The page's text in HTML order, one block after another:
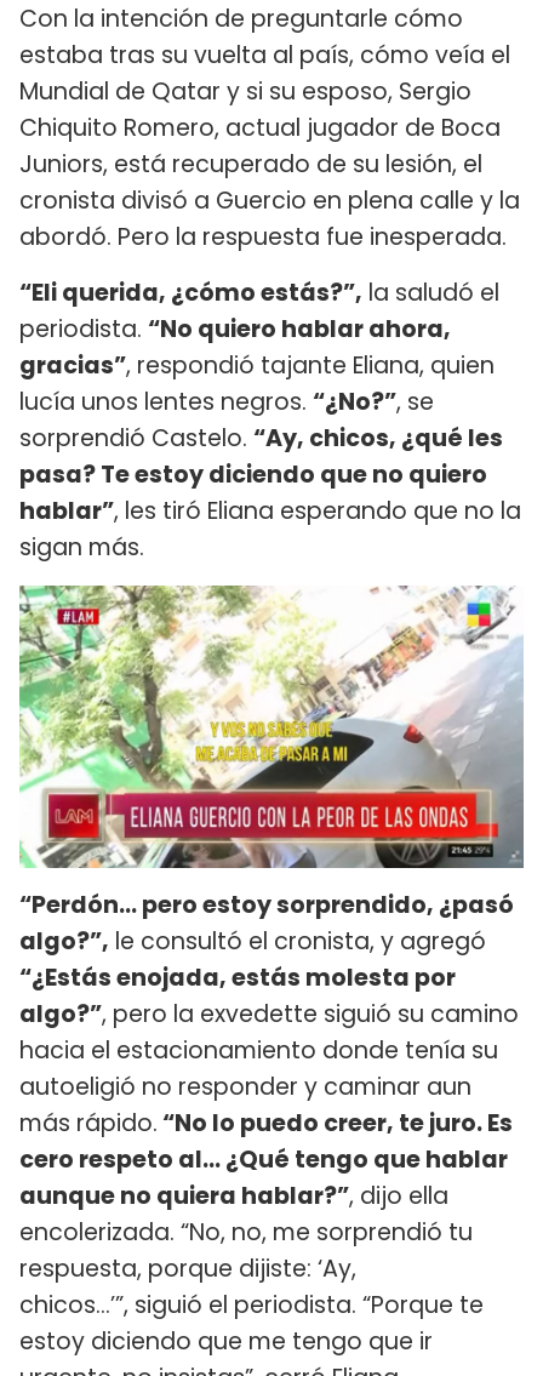
Con la intención de preguntarle cómo
estaba tras su vuelta al país, cómo veía el
Mundial de Qatar y si su esposo, Sergio
Chiquito Romero, actual jugador de Boca
Juniors, está recuperado de su lesión, el
cronista divisó a Guercio en plena calle y la
abordó. Pero la respuesta fue inesperada.
“Eli querida, ¿cómo estás?”, la saludó el
periodista. “No quiero hablar ahora,
gracias”, respondió tajante Eliana, quien
lucía unos lentes negros. “¿No?”, se
sorprendió Castelo. “Ay, chicos, ¿qué les
pasa? Te estoy diciendo que no quiero
hablar”, les tiró Eliana esperando que no la
sigan más.
“Perdón... pero estoy sorprendido, ¿pasó
algo?”, le consultó el cronista, y agregó
“¿Estás enojada, estás molesta por
algo?”, pero la exvedette siguió su camino
hacia el estacionamiento donde tenía su
autoeligió no responder y caminar aun
más rápido. “No lo puedo creer, te juro. Es
cero respeto al... ¿Qué tengo que hablar
aunque no quiera hablar?”, dijo ella
encolerizada. “No, no, me sorprendió tu
respuesta, porque dijiste: ‘Ay,
chicos...’”, siguió el periodista. “Porque te
estoy diciendo que me tengo que ir